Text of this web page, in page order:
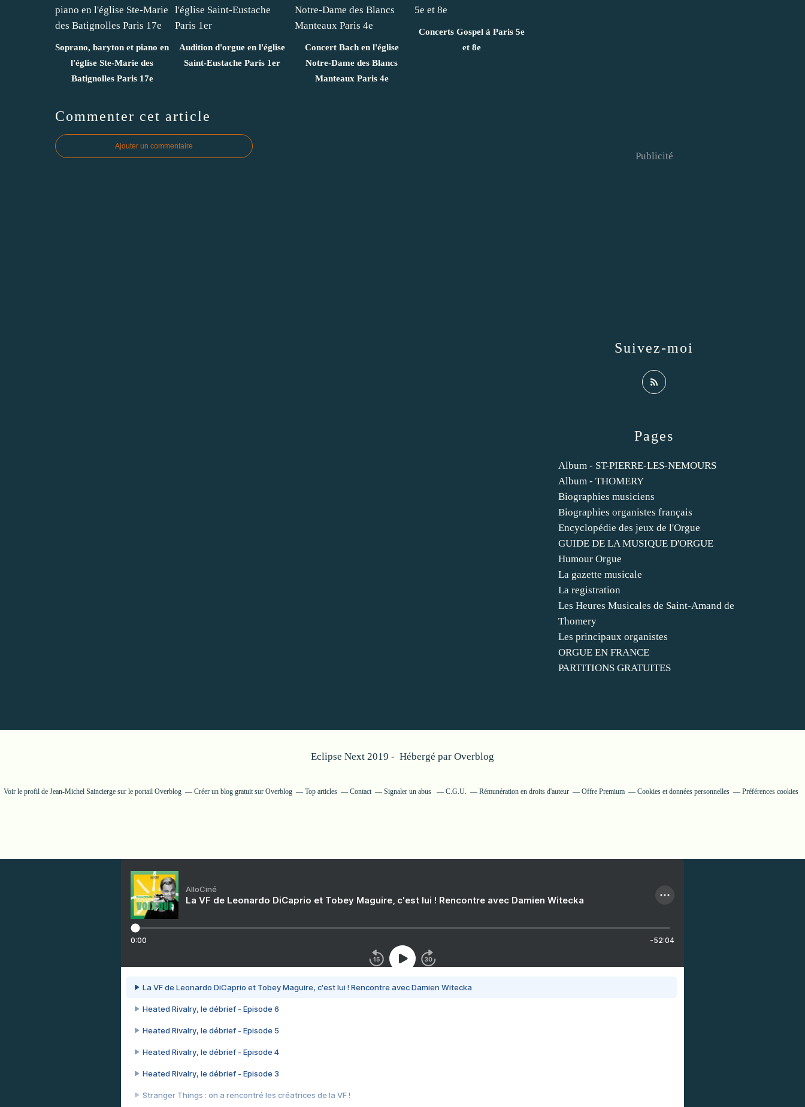
Soprano, baryton et piano en
l'église Ste-Marie des
Batignolles Paris 17e
Audition d'orgue en l'église
Saint-Eustache Paris 1er
Concert Bach en l'église
Notre-Dame des Blancs
Manteaux Paris 4e
Concerts Gospel à Paris 5e
et 8e
Commenter cet article
Ajouter un commentaire
Pages
Album - ST-PIERRE-LES-NEMOURS
Album - THOMERY
Biographies musiciens
Biographies organistes français
Encyclopédie des jeux de l'Orgue
GUIDE DE LA MUSIQUE D'ORGUE
Humour Orgue
La gazette musicale
La registration
Les Heures Musicales de Saint-Amand de
Thomery
Les principaux organistes
ORGUE EN FRANCE
PARTITIONS GRATUITES
Suivez-moi
Publicité
Eclipse Next 2019 - Hébergé par Overblog
Voir le profil de Jean-Michel Sainciergesur le portail Overblog Créer un blog gratuit sur Overblog Top articles Contact Signaler un abus C.G.U. Rémunération en droits d'auteur Offre Premium Cookies et données personnelles Préférences cookies
AlloCiné
La VF de Leonardo DiCaprio et Tobey Maguire, c'est lui ! Rencontre avec Damien Witecka
0:00 -52:04
La VF de Leonardo DiCaprio et Tobey Maguire, c'est lui ! Rencontre avec Damien Witecka
Heated Rivalry, le débrief - Episode 6
Heated Rivalry, le débrief - Episode 5
Heated Rivalry, le débrief - Episode 4
Heated Rivalry, le débrief - Episode 3
Stranger Things : on a rencontré les créatrices de la VF !